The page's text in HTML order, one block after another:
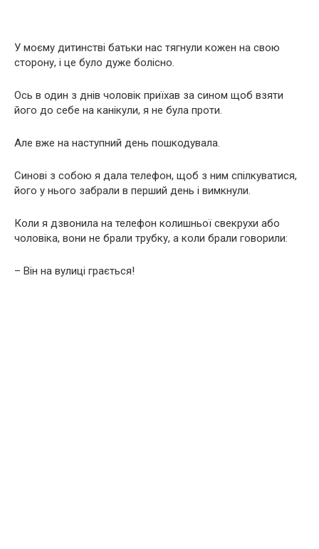
У моєму дитинстві батьки нас тягнули кожен на свою
сторону, і це було дуже болісно.
Ось в один з днів чоловік приїхав за сином щоб взяти
його до себе на канікули, я не була проти.
Але вже на наступний день пошкодувала.
Синові з собою я дала телефон, щоб з ним спілкуватися,
його у нього забрали в перший день і вимкнули.
Коли я дзвонила на телефон колишньої свекрухи або
чоловіка, вони не брали трубку, а коли брали говорили:
– Він на вулиці грається!